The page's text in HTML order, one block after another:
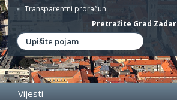
Transparentni proračun
Pretražite Grad Zadar
Vijesti